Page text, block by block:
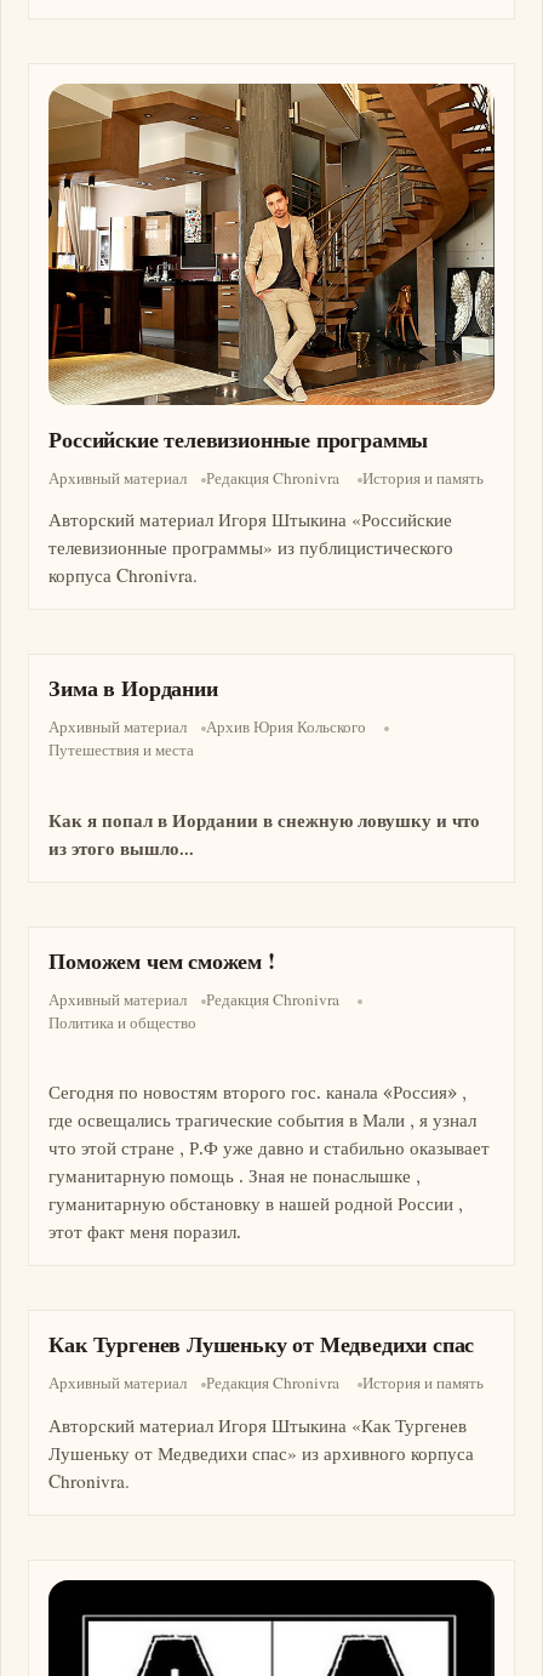
Изображение
Российские телевизионные программы
Архивный материал Редакция Chronivra История и память
Авторский материал Игоря Штыкина «Российские
телевизионные программы» из публицистического
корпуса Chronivra.
Зима в Иордании
Архивный материал
Архив Юрия Кольского
Путешествия и места
Как я попал в Иордании в снежную ловушку и что
из этого вышло...
Поможем чем сможем !
Архивный материал
Редакция Chronivra
Политика и общество
Сегодня по новостям второго гос. канала «Россия» ,
где освещались трагические события в Мали , я узнал
что этой стране , Р.Ф уже давно и стабильно оказывает
гуманитарную помощь . Зная не понаслышке ,
гуманитарную обстановку в нашей родной России ,
этот факт меня поразил.
Как Тургенев Лушеньку от Медведихи спас
Архивный материал Редакция Chronivra История и память
Авторский материал Игоря Штыкина «Как Тургенев
Лушеньку от Медведихи спас» из архивного корпуса
Chronivra.
Изображение